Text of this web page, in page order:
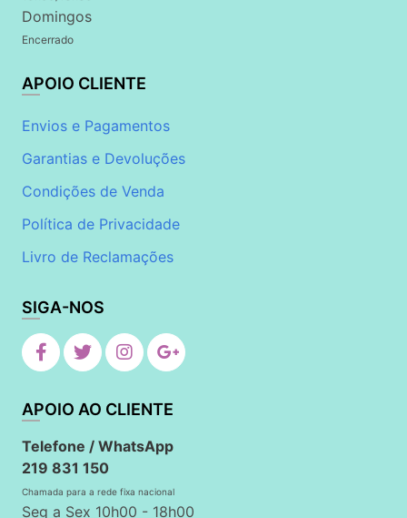
Domingos
Encerrado
APOIO CLIENTE
Envios e Pagamentos
Garantias e Devoluções
Condições de Venda
Política de Privacidade
Livro de Reclamações
SIGA-NOS
APOIO AO CLIENTE
Telefone / WhatsApp
219 831 150
Chamada para a rede fixa nacional
Seg a Sex 10h00 - 18h00